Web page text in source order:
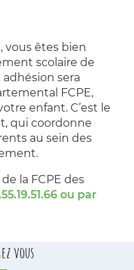
vous êtes bien
scolaire de
sera
FCPE,
enfant. C’est le
qui coordonne
au sein des
la FCPE des
ou par
vous